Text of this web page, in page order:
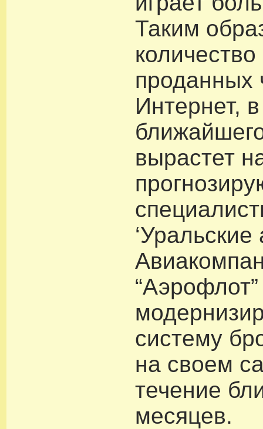
Таким
проданных
Интернет,
вырастет
систему
на своем
течение
месяцев.